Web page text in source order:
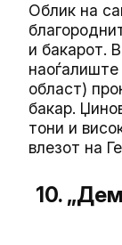
Облик на
и бакарот.
област)
бакар.
тони и
влезот на
10.